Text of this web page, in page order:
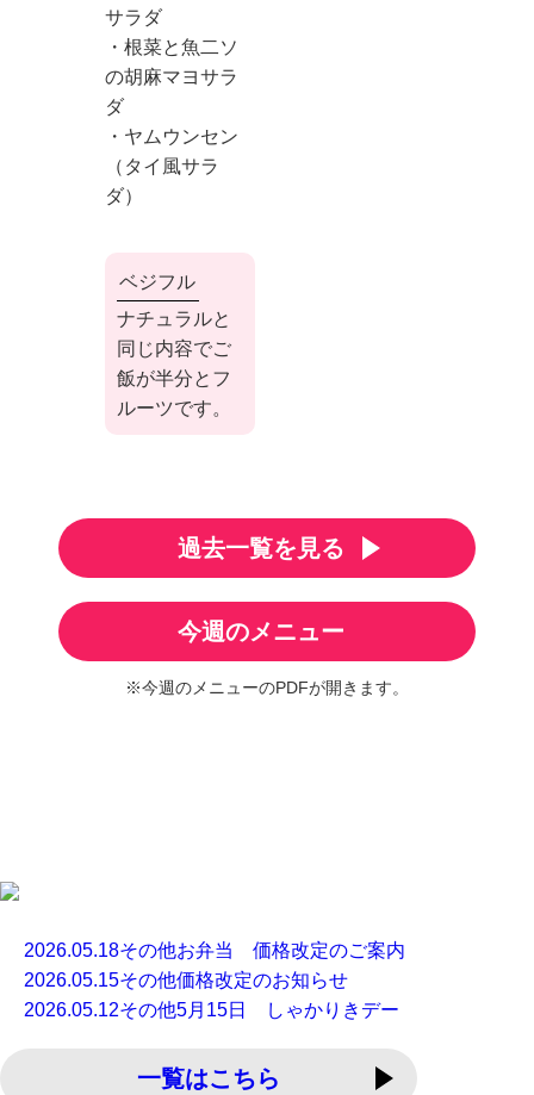
サラダ
・根菜と魚二ソ
の胡麻マヨサラ
ダ
・ヤムウンセン
（タイ風サラ
ダ）
ベジフル
ナチュラルと
同じ内容でご
飯が半分とフ
ルーツです。
過去一覧を見る
今週のメニュー
※今週のメニューのPDFが開きます。
2026.05.18その他お弁当 価格改定のご案内
2026.05.15その他価格改定のお知らせ
2026.05.12その他5月15日 しゃかりきデー
一覧はこちら